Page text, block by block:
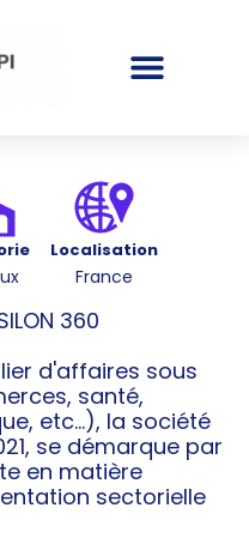
Localisation
France
360
d'affaires sous
santé,
etc...), la société
se démarque par
en matière
sectorielle